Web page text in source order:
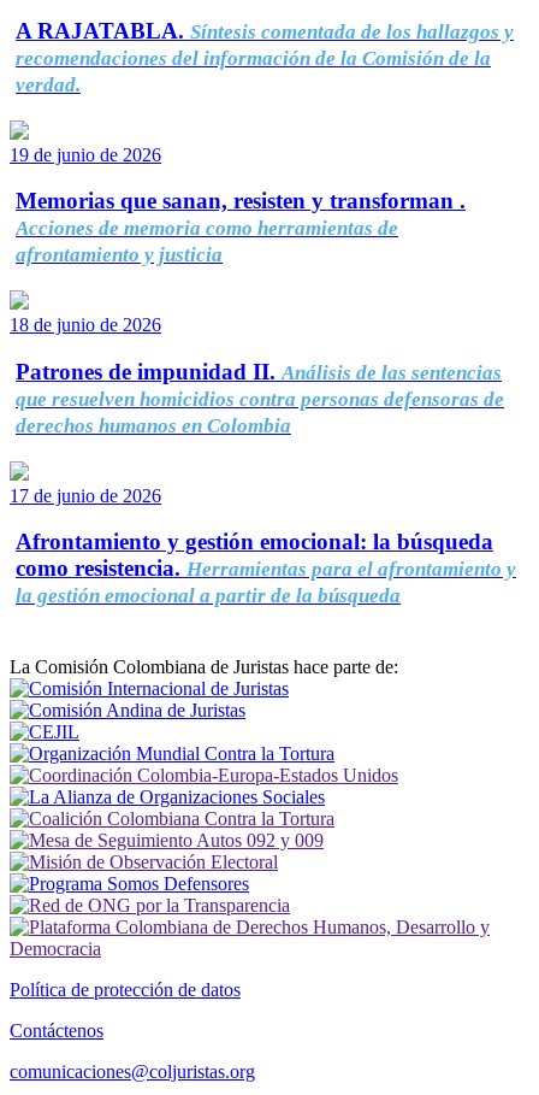
A RAJATABLA. Síntesis comentada de los hallazgos y
recomendaciones del información de la Comisión de la
verdad.
19 de junio de 2026
Memorias que sanan, resisten y transforman .
Acciones de memoria como herramientas de
afrontamiento y justicia
18 de junio de 2026
Patrones de impunidad II. Análisis de las sentencias
que resuelven homicidios contra personas defensoras de
derechos humanos en Colombia
17 de junio de 2026
Afrontamiento y gestión emocional: la búsqueda
como resistencia. Herramientas para el afrontamiento y
la gestión emocional a partir de la búsqueda
La Comisión Colombiana de Juristas hace parte de:
Política de protección de datos
Contáctenos
comunicaciones@coljuristas.org